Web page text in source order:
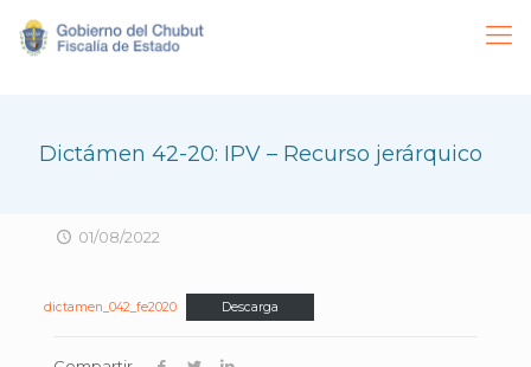
Dictámen 42-20: IPV – Recurso jerárquico
01/08/2022
dictamen_042_fe2020 Descarga